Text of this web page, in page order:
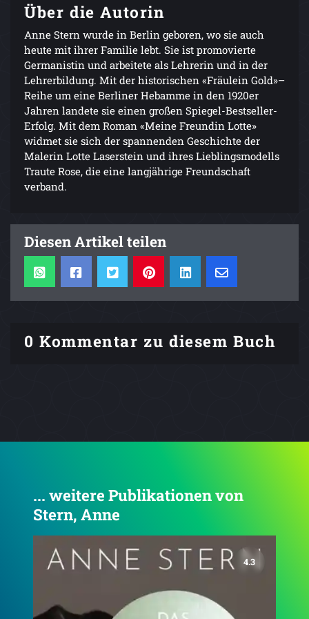
Über die Autorin
Anne Stern wurde in Berlin geboren, wo sie auch
heute mit ihrer Familie lebt. Sie ist promovierte
Germanistin und arbeitete als Lehrerin und in der
Lehrerbildung. Mit der historischen «Fräulein Gold»–
Reihe um eine Berliner Hebamme in den 1920er
Jahren landete sie einen großen Spiegel-Bestseller-
Erfolg. Mit dem Roman «Meine Freundin Lotte»
widmet sie sich der spannenden Geschichte der
Malerin Lotte Laserstein und ihres Lieblingsmodells
Traute Rose, die eine langjährige Freundschaft
verband.
Diesen Artikel teilen
0 Kommentar zu diesem Buch
... weitere Publikationen von
Stern, Anne
4.2